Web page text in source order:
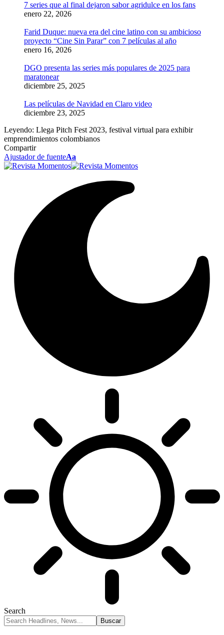
7 series que al final dejaron sabor agridulce en los fans
enero 22, 2026
Farid Duque: nueva era del cine latino con su ambicioso
proyecto “Cine Sin Parar” con 7 películas al año
enero 16, 2026
DGO presenta las series más populares de 2025 para
maratonear
diciembre 25, 2025
Las películas de Navidad en Claro video
diciembre 23, 2025
Leyendo: Llega Pitch Fest 2023, festival virtual para exhibir
emprendimientos colombianos
Compartir
Ajustador de fuenteAa
Search